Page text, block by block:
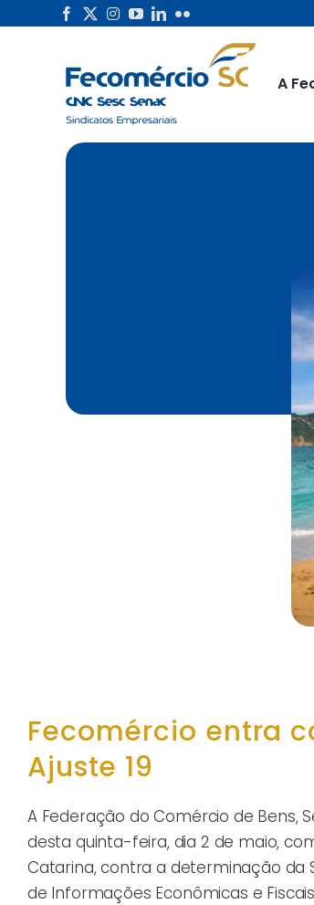
A
Fecomércio entra
Ajuste 19
A Federação do Comércio de Bens,
desta quinta-feira, dia 2 de maio,
Catarina, contra a determinação da
de Informações Econômicas e